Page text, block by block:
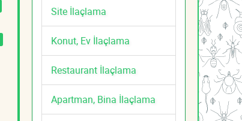
Site İlaçlama
Konut, Ev İlaçlama
Restaurant İlaçlama
Apartman, Bina İlaçlama